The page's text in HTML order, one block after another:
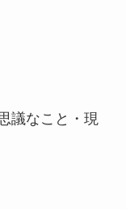
議なこと・現